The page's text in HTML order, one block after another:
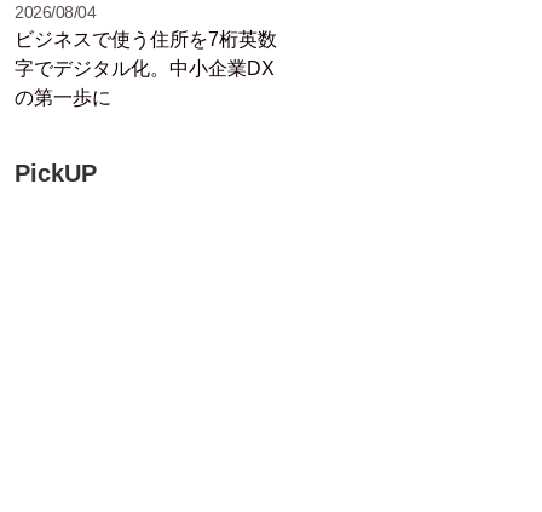
2026/08/04
ビジネスで使う住所を7桁英数
字でデジタル化。中小企業DX
の第一歩に
PickUP